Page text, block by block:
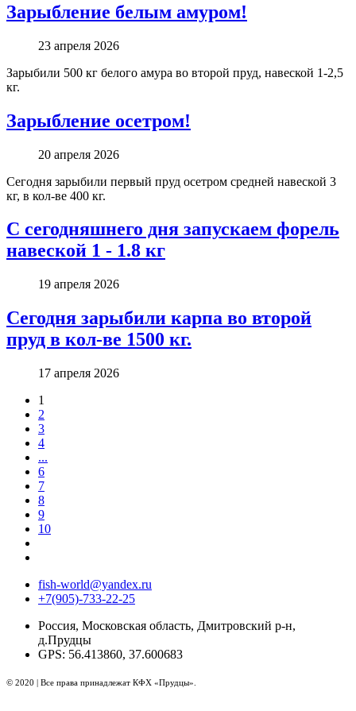
Зарыбление белым амуром!
23 апреля 2026
Зарыбили 500 кг белого амура во второй пруд, навеской 1-2,5
кг.
Зарыбление осетром!
20 апреля 2026
Сегодня зарыбили первый пруд осетром средней навеской 3
кг, в кол-ве 400 кг.
С сегодняшнего дня запускаем форель
навеской 1 - 1.8 кг
19 апреля 2026
Сегодня зарыбили карпа во второй
пруд в кол-ве 1500 кг.
17 апреля 2026
1
2
3
4
...
6
7
8
9
10
fish-world@yandex.ru
+7(905)-733-22-25
Россия, Московская область, Дмитровский р-н,
д.Прудцы
GPS: 56.413860, 37.600683
© 2020 | Все права принадлежат КФХ «Прудцы».